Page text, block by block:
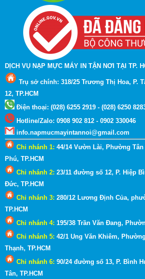
DỊCH VỤ NẠP MỰC MÁY IN TẬN NƠI TẠI TP.
Trụ sở chính: 318/25 Trương Thị Hoa, P.
12, TP.HCM
Điện thoại: (028) 6255 2919 - (028) 6250
Hotline/Zalo: 0908 902 812 - 0902 330046
info.napmucmayintannoi@gmail.com
Chi nhánh 1: 44/14 Vườn Lài, Phường Tân
Phú, TP.HCM
Chi nhánh 2: 23/11 đường số 12, P. Hiệp
Đức, TP.HCM
Chi nhánh 3: 280/12 Lương Định Của,
TP.HCM
Chi nhánh 4: 195/38 Trần Văn Đang,
Chi nhánh 5: 42/1 Ung Văn Khiêm,
Thạnh, TP.HCM
Chi nhánh 6: 90/24 đường số 13, P. Bình
Tân, TP.HCM